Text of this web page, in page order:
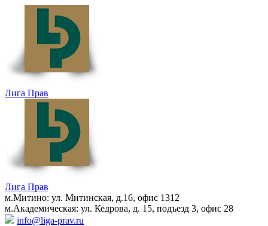
Лига Прав
Лига Прав
м.Митино: ул. Митинская, д.16, офис 1312
м.Академическая: ул. Кедрова, д. 15, подъезд 3, офис 28
info@liga-prav.ru